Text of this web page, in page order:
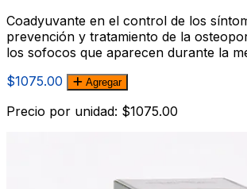
Coadyuvante en el control de los
prevención y tratamiento de la
los sofocos que aparecen durante la
$1075.00
Agregar
Precio por unidad: $1075.00